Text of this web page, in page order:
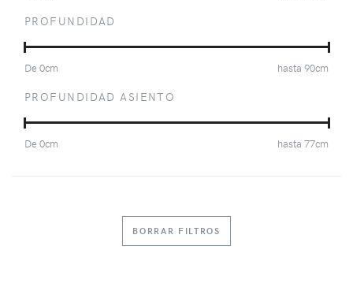
PROFUNDIDAD
De0cm hasta 90cm
PROFUNDIDAD ASIENTO
De0cm hasta 77cm
BORRAR FILTROS